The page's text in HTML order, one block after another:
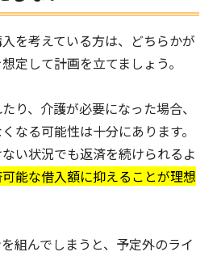
を考えている方は、どちらかが
定して計画を立てましょう。
り、介護が必要になった場合、
なる可能性は十分にあります。
い状況でも返済を続けられるよ
能な借入額に抑えることが理想
組んでしまうと、予定外のライ